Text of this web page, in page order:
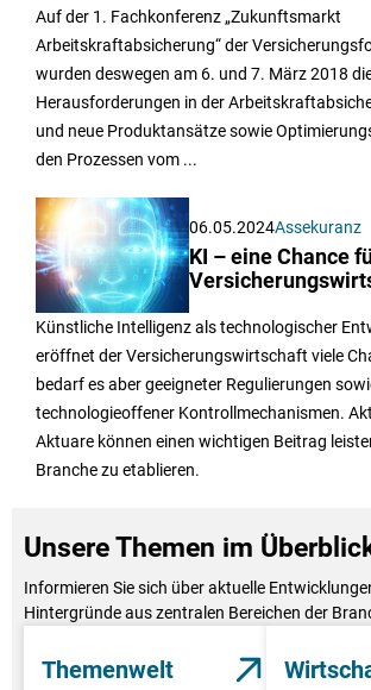
Auf der 1. Fachkonferenz „Zukunftsmarkt
Arbeitskraftabsicherung“ der
wurden deswegen am 6. und 7. März 2018
Herausforderungen in der
und neue Produktansätze sowie
den Prozessen vom ...
06.05.2024Assekuranz
KI – eine Chance
Künstliche Intelligenz als technologischer
eröffnet der Versicherungswirtschaft viele
bedarf es aber geeigneter Regulierungen
technologieoffener Kontrollmechanismen.
Aktuare können einen wichtigen Beitrag
Branche zu etablieren.
Unsere Themen im
Informieren Sie sich über aktuelle
Hintergründe aus zentralen Bereichen der
Themenwelt